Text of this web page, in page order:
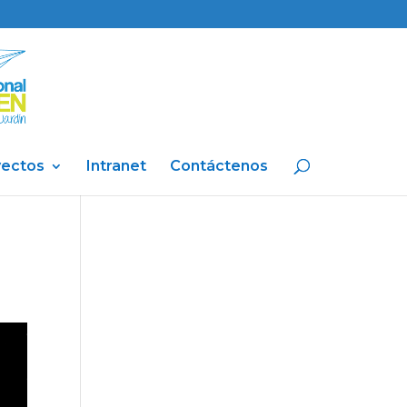
Intranet Contáctenos